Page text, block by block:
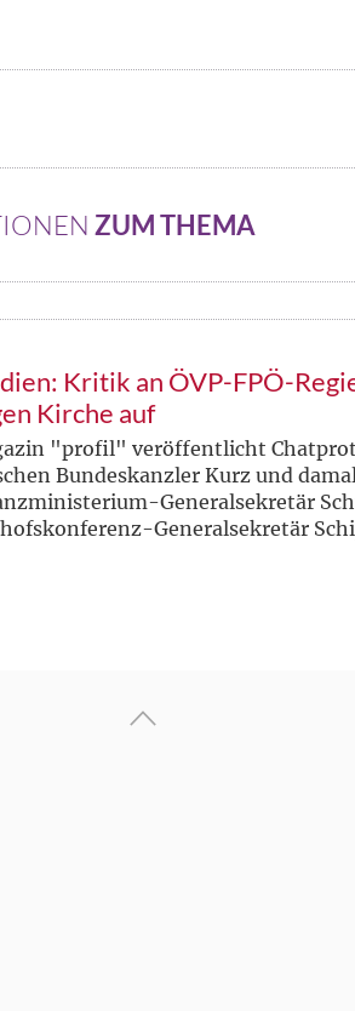
ZUM THEMA
Kritik an ÖVP-FPÖ-
Kirche auf
"profil" veröffentlicht
Bundeskanzler Kurz und
Generalsekretär
Generalsekretär